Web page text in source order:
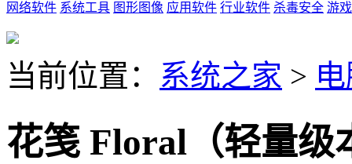
网络软件 系统工具 图形图像 应用软件 行业软件 杀毒安全 游
当前位置： 系统之家 >
花笺 Floral（轻量级